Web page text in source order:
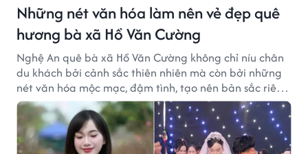
Những nét văn hóa làm nên vẻ đẹp quê
hương bà xã Hồ Văn Cường
Nghệ An quê bà xã Hồ Văn Cường không chỉ níu chân
du khách bởi cảnh sắc thiên nhiên mà còn bởi những
nét văn hóa mộc mạc, đậm tình, tạo nên bản sắc riêng
của vùng đất xứ Nghệ.